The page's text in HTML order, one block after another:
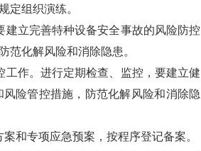
定组织演练。
建立完善特种设备安全事故的风险防控
范化解风险和消除隐患。
工作。进行定期检查、监控，要建立健
险管控措施，防范化解风险和消除隐
和专项应急预案，按程序登记备案。